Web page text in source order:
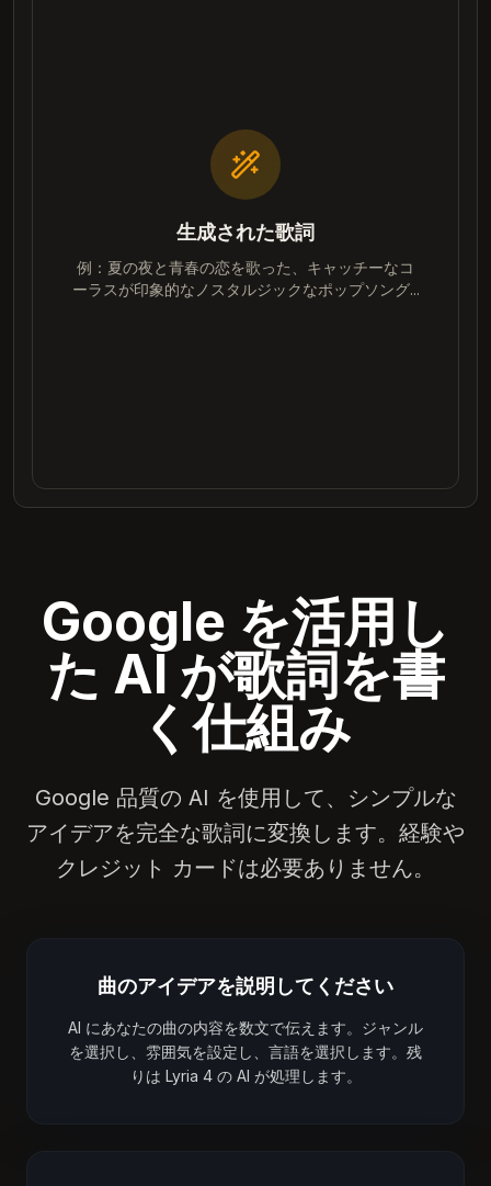
生成された歌詞
例：夏の夜と青春の恋を歌った、キャッチーなコ
ーラスが印象的なノスタルジックなポップソング...
Google を活用し
た AI が歌詞を書
く仕組み
Google 品質の AI を使用して、シンプルな
アイデアを完全な歌詞に変換します。経験や
クレジット カードは必要ありません。
曲のアイデアを説明してください
AI にあなたの曲の内容を数文で伝えます。ジャンル
を選択し、雰囲気を設定し、言語を選択します。残
りは Lyria 4 の AI が処理します。